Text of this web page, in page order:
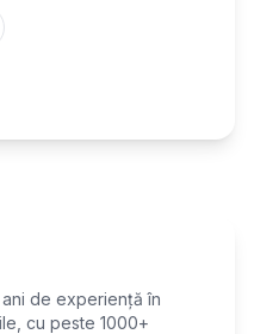
de experiență în
cu peste 1000+